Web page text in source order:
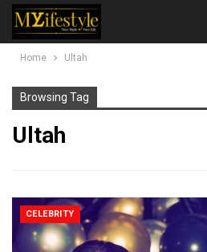
Home Ultah
Browsing Tag
Ultah
CELEBRITY